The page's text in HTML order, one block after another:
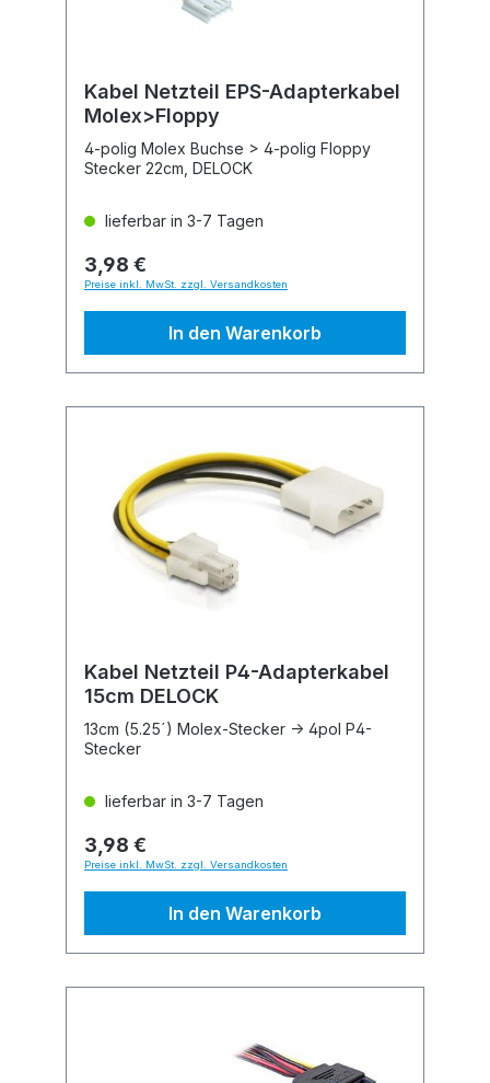
Kabel Netzteil EPS-Adapterkabel
Molex>Floppy
4-polig Molex Buchse > 4-polig Floppy
Stecker 22cm, DELOCK
lieferbar in 3-7 Tagen
3,98 €
Preise inkl. MwSt. zzgl. Versandkosten
In den Warenkorb
Kabel Netzteil P4-Adapterkabel
15cm DELOCK
13cm (5.25´) Molex-Stecker -> 4pol P4-
Stecker
lieferbar in 3-7 Tagen
3,98 €
Preise inkl. MwSt. zzgl. Versandkosten
In den Warenkorb